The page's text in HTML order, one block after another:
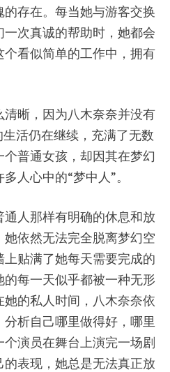
存在。每当她与游客交换
次真诚的帮助时，她都会
看似简单的工作中，拥有
晰，因为八木奈奈并没有
活仍在继续，充满了无数
普通女孩，却因其在梦幻
人心中的“梦中人”。
人那样有明确的休息和放
依然无法完全脱离梦幻空
贴满了她每天需要完成的
每一天似乎都被一种无形
的私人时间，八木奈奈依
析自己哪里做得好，哪里
演员在舞台上演完一场剧
表现，她总是无法真正放